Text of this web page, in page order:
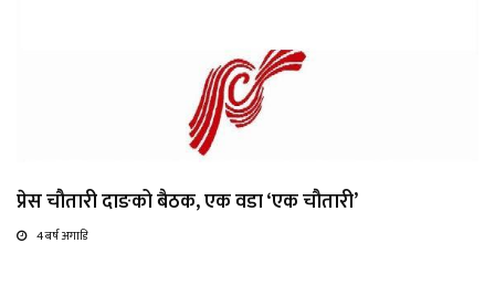
प्रेस चौतारी दाङको बैठक, एक वडा ‘एक चौतारी’
4 बर्ष अगाडि